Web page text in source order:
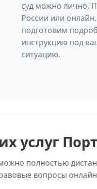
суд можно лично,
России или
подготовим
инструкцию под
ситуацию.
услуг
полностью
вопросы